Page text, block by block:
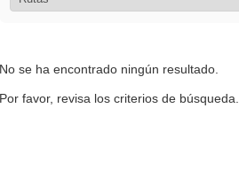
No se ha encontrado ningún resultado.
Por favor, revisa los criterios de búsqueda.